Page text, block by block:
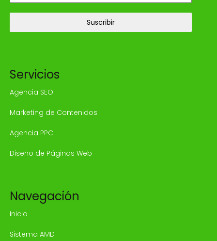
Suscribir
Servicios
Agencia SEO
Marketing de Contenidos
Agencia PPC
Diseño de Páginas Web
Navegación
Inicio
Sistema AMD